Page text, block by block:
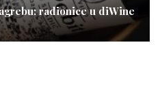
radionice u diWine